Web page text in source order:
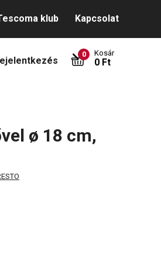
klub Kapcsolat
0 Kosár
0 Ft
ø 18 cm,